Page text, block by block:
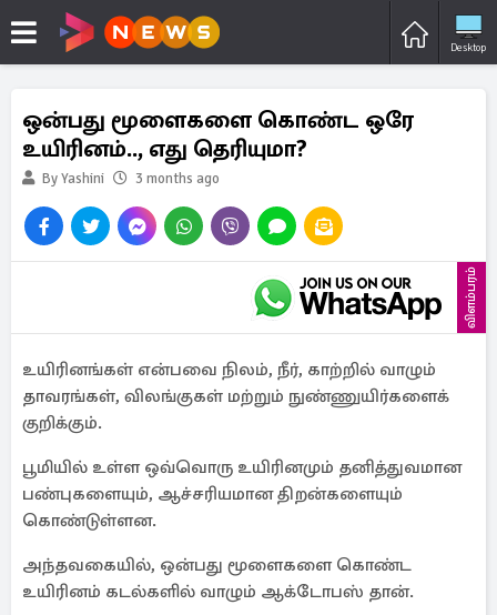
Desktop
ஒன்பது மூளைகளை கொண்ட ஒரே
உயிரினம்.., எது தெரியுமா?
By Yashini 3 months ago
விளம்பரம்
உயிரினங்கள் என்பவை நிலம், நீர், காற்றில் வாழும்
தாவரங்கள், விலங்குகள் மற்றும் நுண்ணுயிர்களைக்
குறிக்கும்.
பூமியில் உள்ள ஒவ்வொரு உயிரினமும் தனித்துவமான
பண்புகளையும், ஆச்சரியமான திறன்களையும்
கொண்டுள்ளன.
அந்தவகையில், ஒன்பது மூளைகளை கொண்ட
உயிரினம் கடல்களில் வாழும் ஆக்டோபஸ் தான்.